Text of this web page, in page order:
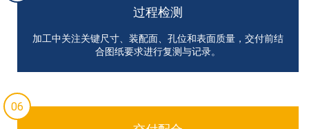
过程检测
加工中关注关键尺寸、装配面、孔位和表面质量，交付前结
合图纸要求进行复测与记录。
06